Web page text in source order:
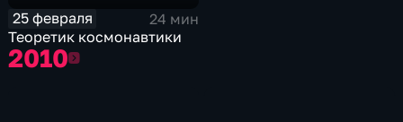
25 февраля
24 мин
Теоретик космонавтики
20102010